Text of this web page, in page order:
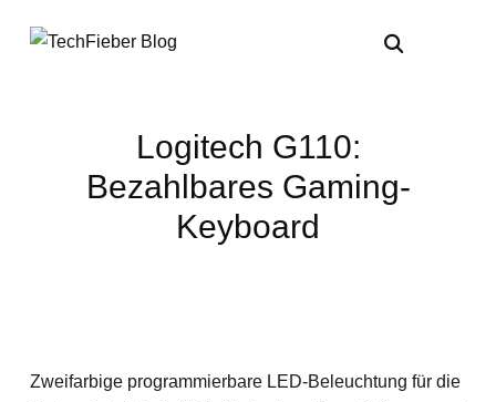
Logitech G110:
Bezahlbares Gaming-
Keyboard
Zweifarbige programmierbare LED-Beleuchtung für die